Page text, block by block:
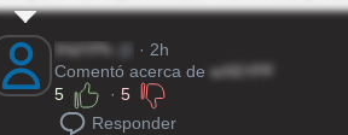
IHdYPh
· 2h
Comentó acerca de wX6YPF
5
· 5
Responder